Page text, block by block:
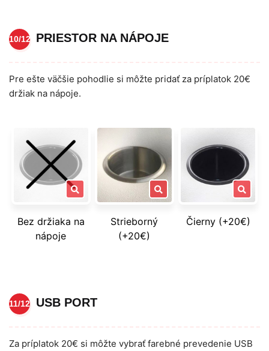
10/12 PRIESTOR NA NÁPOJE
Pre ešte väčšie pohodlie si môžte pridať za príplatok 20€
držiak na nápoje.
Bez držiaka na
nápoje
Strieborný
(+20€)
Čierny (+20€)
11/12 USB PORT
Za príplatok 20€ si môžte vybrať farebné prevedenie USB